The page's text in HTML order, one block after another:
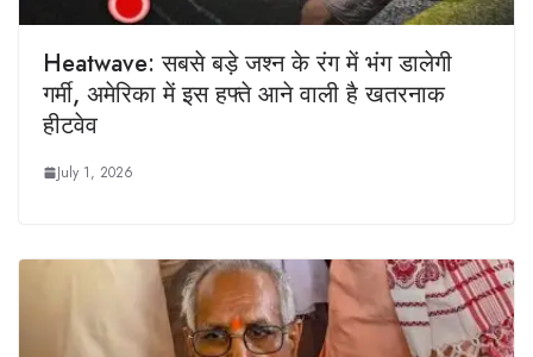
Heatwave: सबसे बड़े जश्न के रंग में भंग डालेगी
गर्मी, अमेरिका में इस हफ्ते आने वाली है खतरनाक
हीटवेव
July 1, 2026